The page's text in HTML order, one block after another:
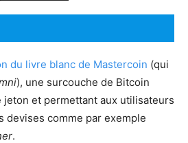
du livre blanc de Mastercoin (qui
), une surcouche de Bitcoin
jeton et permettant aux utilisateurs
devises comme par exemple
.